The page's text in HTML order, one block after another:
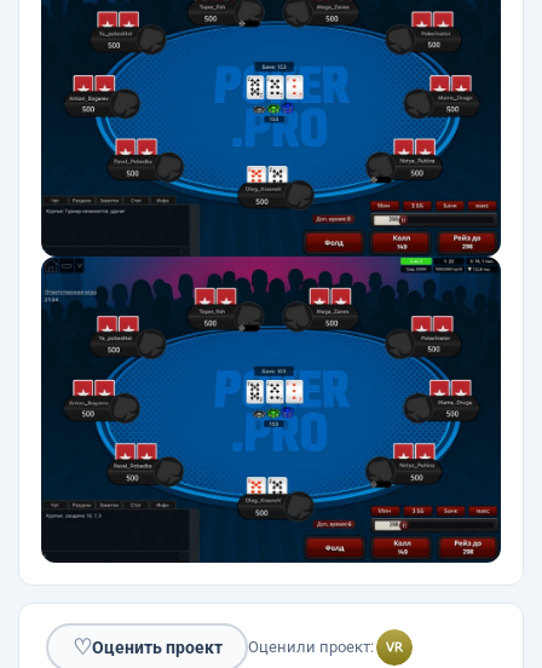
♡Оценить проект Оценили проект: